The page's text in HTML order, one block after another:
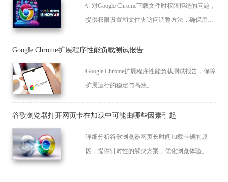
针对Google Chrome下载文件时权限拒绝的问题，
提供权限设置和文件夹访问调整方法，确保用户
Google Chrome扩展程序性能负载测试报告
Google Chrome扩展程序性能负载测试报告，保障
扩展运行的稳定与高效。
谷歌浏览器打开网页卡在加载中可能由哪些因素引起
详细分析谷歌浏览器网页长时间加载卡顿的原
因，提供针对性的解决方案，优化浏览体验。